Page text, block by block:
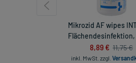
Mikrozid AF wipes
Flächendesinfektion,
8,89 € 11,75 €
inkl. MwSt. zzgl.